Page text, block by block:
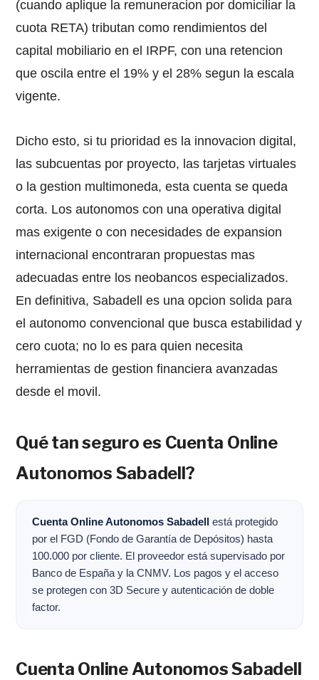
(cuando aplique la remuneracion por domiciliar la
cuota RETA) tributan como rendimientos del
capital mobiliario en el IRPF, con una retencion
que oscila entre el 19% y el 28% segun la escala
vigente.
Dicho esto, si tu prioridad es la innovacion digital,
las subcuentas por proyecto, las tarjetas virtuales
o la gestion multimoneda, esta cuenta se queda
corta. Los autonomos con una operativa digital
mas exigente o con necesidades de expansion
internacional encontraran propuestas mas
adecuadas entre los neobancos especializados.
En definitiva, Sabadell es una opcion solida para
el autonomo convencional que busca estabilidad y
cero cuota; no lo es para quien necesita
herramientas de gestion financiera avanzadas
desde el movil.
Qué tan seguro es Cuenta Online
Autonomos Sabadell?
Cuenta Online Autonomos Sabadell está protegido
por el FGD (Fondo de Garantía de Depósitos) hasta
100.000 por cliente. El proveedor está supervisado por
Banco de España y la CNMV. Los pagos y el acceso
se protegen con 3D Secure y autenticación de doble
factor.
Cuenta Online Autonomos Sabadell